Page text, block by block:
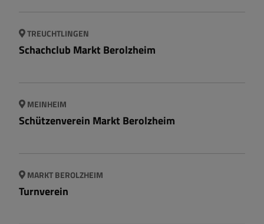
TREUCHTLINGEN
Schachclub Markt Berolzheim
MEINHEIM
Schützenverein Markt Berolzheim
MARKT BEROLZHEIM
Turnverein